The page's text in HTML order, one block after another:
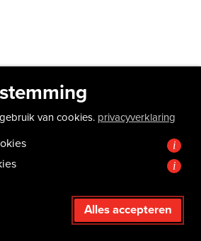
van cookies. privacyverklaring
i
i
Alles accepteren